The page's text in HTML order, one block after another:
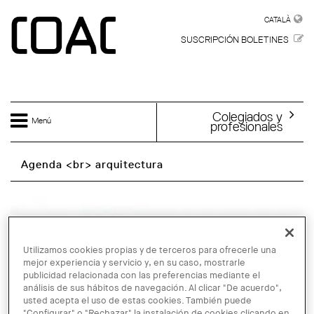
CATALÀ
SUSCRIPCIÓN BOLETINES
Menú Colegiados y
profesionales
Agenda <br> arquitectura
Utilizamos cookies propias y de terceros para ofrecerle una
mejor experiencia y servicio y, en su caso, mostrarle
publicidad relacionada con las preferencias mediante el
análisis de sus hábitos de navegación. Al clicar "De acuerdo",
usted acepta el uso de estas cookies. También puede